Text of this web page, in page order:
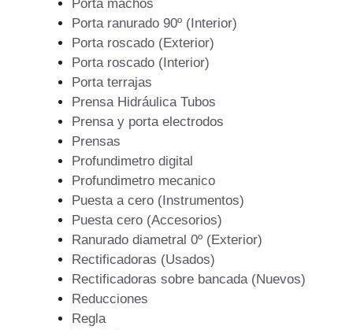
Porta machos
Porta ranurado 90º (Interior)
Porta roscado (Exterior)
Porta roscado (Interior)
Porta terrajas
Prensa Hidráulica Tubos
Prensa y porta electrodos
Prensas
Profundimetro digital
Profundimetro mecanico
Puesta a cero (Instrumentos)
Puesta cero (Accesorios)
Ranurado diametral 0º (Exterior)
Rectificadoras (Usados)
Rectificadoras sobre bancada (Nuevos)
Reducciones
Regla